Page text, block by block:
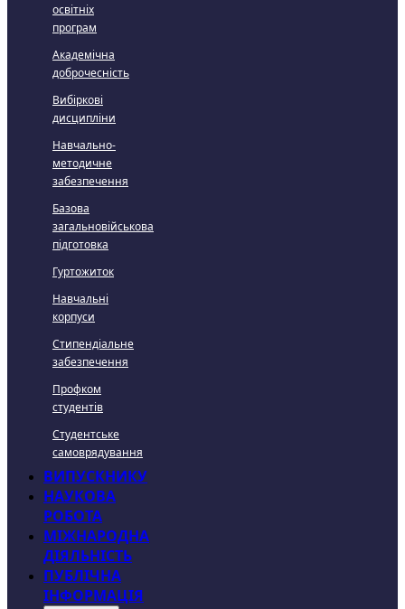
освітніх
програм
Академічна
доброчесність
Вибіркові
дисципліни
Навчально-
методичне
забезпечення
Базова
загальновійськова
підготовка
Гуртожиток
Навчальні
корпуси
Стипендіальне
забезпечення
Профком
студентів
Студентське
самоврядування
ВИПУСКНИКУ
НАУКОВА
РОБОТА
МІЖНАРОДНА
ДІЯЛЬНІСТЬ
ПУБЛІЧНА
ІНФОРМАЦІЯ